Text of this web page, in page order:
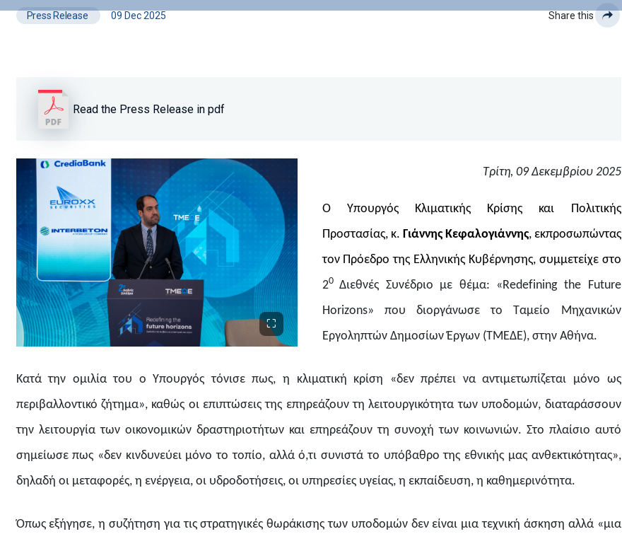
Press Release 09 Dec 2025 Share this
Read the Press Release in pdf
Τρίτη, 09 Δεκεμβρίου 2025
Ο Υπουργός Κλιματικής Κρίσης και Πολιτικής
Προστασίας, κ. Γιάννης Κεφαλογιάννης, εκπροσωπώντας
τον Πρόεδρο της Ελληνικής Κυβέρνησης, συμμετείχε στο
20 Διεθνές Συνέδριο με θέμα: «Redefining the Future
Horizons» που διοργάνωσε το Ταμείο Μηχανικών
Εργοληπτών Δημοσίων Έργων (ΤΜΕΔΕ), στην Αθήνα.
Κατά την ομιλία του ο Υπουργός τόνισε πως, η κλιματική κρίση «δεν πρέπει να αντιμετωπίζεται μόνο ως
περιβαλλοντικό ζήτημα», καθώς οι επιπτώσεις της επηρεάζουν τη λειτουργικότητα των υποδομών, διαταράσσουν
την λειτουργία των οικονομικών δραστηριοτήτων και επηρεάζουν τη συνοχή των κοινωνιών. Στο πλαίσιο αυτό
σημείωσε πως «δεν κινδυνεύει μόνο το τοπίο, αλλά ό,τι συνιστά το υπόβαθρο της εθνικής μας ανθεκτικότητας»,
δηλαδή οι μεταφορές, η ενέργεια, οι υδροδοτήσεις, οι υπηρεσίες υγείας, η εκπαίδευση, η καθημερινότητα.
Όπως εξήγησε, η συζήτηση για τις στρατηγικές θωράκισης των υποδομών δεν είναι μια τεχνική άσκηση αλλά «μια